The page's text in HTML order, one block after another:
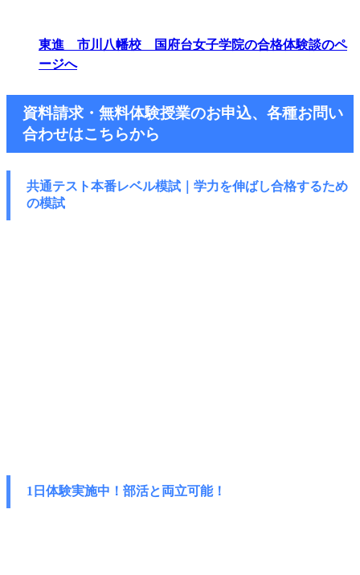
東進 市川八幡校 国府台女子学院の合格体験談のペ
ージへ
資料請求・無料体験授業のお申込、各種お問い
合わせはこちらから
共通テスト本番レベル模試｜学力を伸ばし合格するため
の模試
1日体験実施中！部活と両立可能！